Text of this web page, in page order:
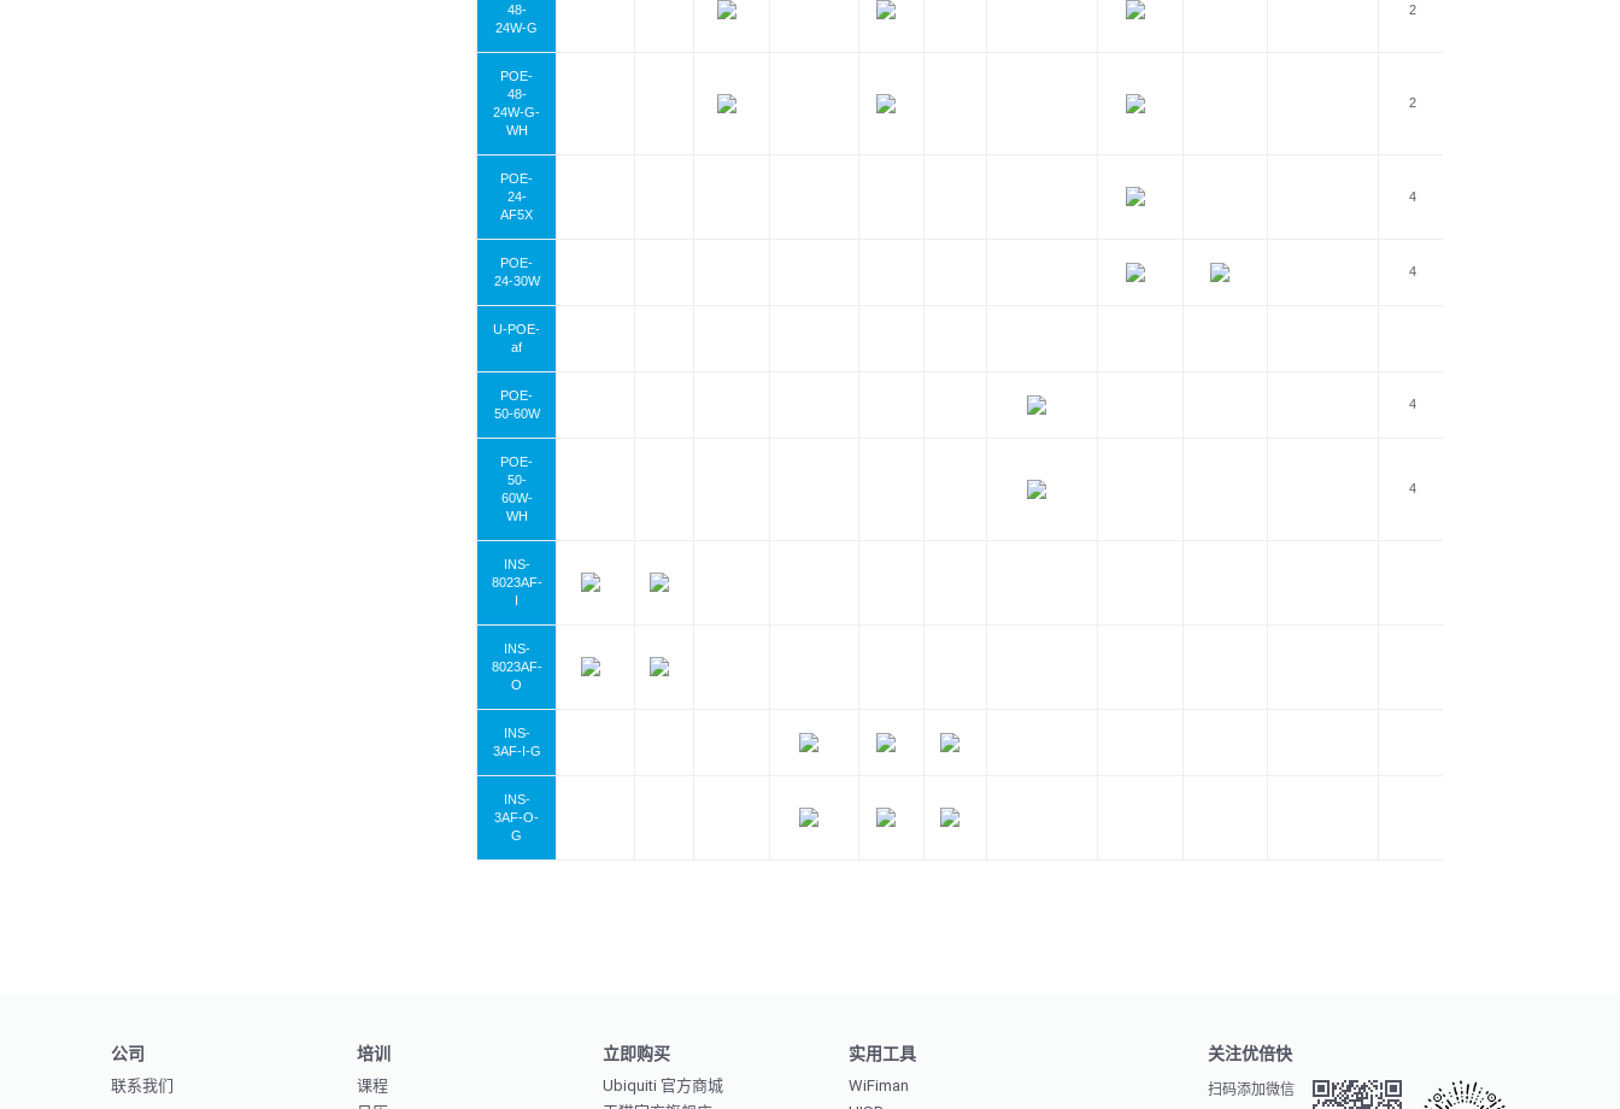
48-
24W-G
2
POE-
48-
24W-G-
WH
2
POE-
24-
AF5X
4
POE-
24-30W
4
U-POE-
af
POE-
50-60W
4
POE-
50-
60W-
WH
4
INS-
8023AF-
I
INS-
8023AF-
O
INS-
3AF-I-G
INS-
3AF-O-
G
公司
联系我们
培训
课程
立即购买
Ubiquiti 官方商城
实用工具
WiFiman
关注优倍快
扫码添加微信